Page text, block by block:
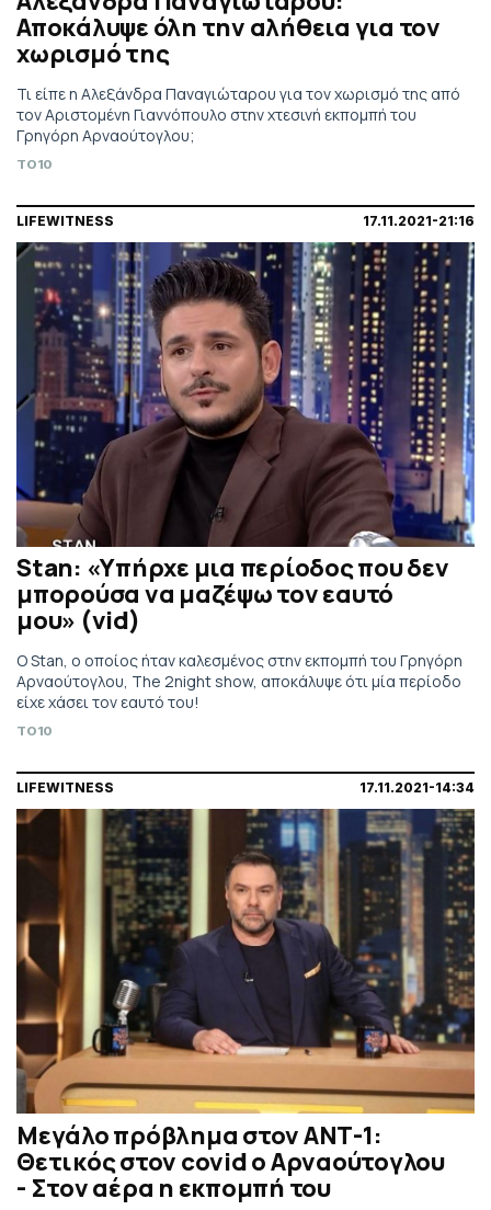
Αποκάλυψε όλη την αλήθεια για τον
χωρισμό της
Τι είπε η Αλεξάνδρα Παναγιώταρου για τον χωρισμό της από
τον Αριστομένη Γιαννόπουλο στην χτεσινή εκπομπή του
Γρηγόρη Αρναούτογλου;
TO10
LIFEWITNESS 17.11.2021-21:16
Stan: «Υπήρχε μια περίοδος που δεν
μπορούσα να μαζέψω τον εαυτό
μου» (vid)
O Stan, ο οποίος ήταν καλεσμένος στην εκπομπή του Γρηγόρη
Αρναούτογλου, The 2night show, αποκάλυψε ότι μία περίοδο
είχε χάσει τον εαυτό του!
TO10
LIFEWITNESS 17.11.2021-14:34
Μεγάλο πρόβλημα στον ΑΝΤ-1:
Θετικός στον covid o Αρναούτογλου
- Στον αέρα η εκπομπή του